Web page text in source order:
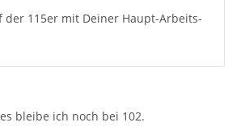
der 115er mit Deiner Haupt-Arbeits-
bleibe ich noch bei 102.